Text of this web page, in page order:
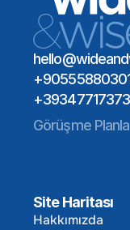
Görüşme Planla
Site Haritası
Hakkımızda